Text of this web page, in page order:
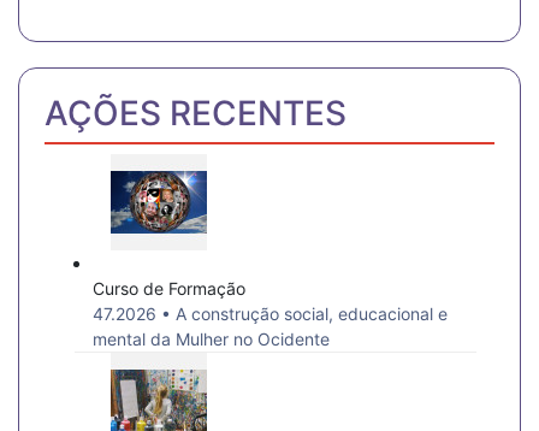
AÇÕES RECENTES
Curso de Formação
47.2026 • A construção social, educacional e
mental da Mulher no Ocidente